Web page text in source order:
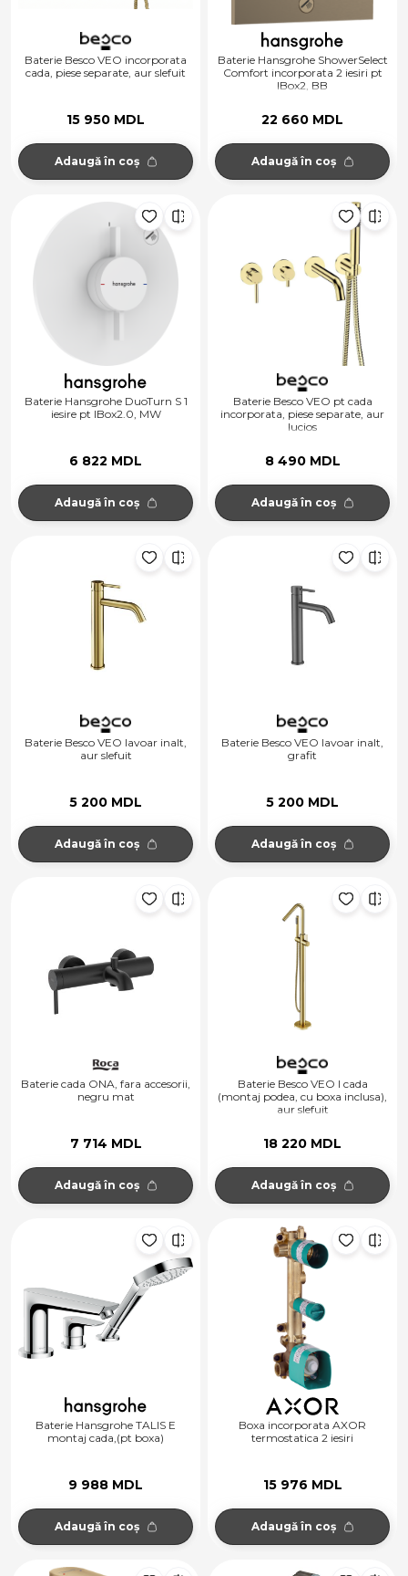
Baterie Besco VEO incorporata
cada, piese separate, aur slefuit
15 950 MDL
Adaugă în coș
Baterie Hansgrohe ShowerSelect
Comfort incorporata 2 iesiri pt
IBox2, BB
22 660 MDL
Adaugă în coș
Baterie Hansgrohe DuoTurn S 1
iesire pt IBox2.0, MW
6 822 MDL
Adaugă în coș
Baterie Besco VEO pt cada
incorporata, piese separate, aur
lucios
8 490 MDL
Adaugă în coș
Baterie Besco VEO lavoar inalt,
aur slefuit
5 200 MDL
Adaugă în coș
Baterie Besco VEO lavoar inalt,
grafit
5 200 MDL
Adaugă în coș
Baterie cada ONA, fara accesorii,
negru mat
7 714 MDL
Adaugă în coș
Baterie Besco VEO I cada
(montaj podea, cu boxa inclusa),
aur slefuit
18 220 MDL
Adaugă în coș
Baterie Hansgrohe TALIS E
montaj cada,(pt boxa)
9 988 MDL
Adaugă în coș
Boxa incorporata AXOR
termostatica 2 iesiri
15 976 MDL
Adaugă în coș